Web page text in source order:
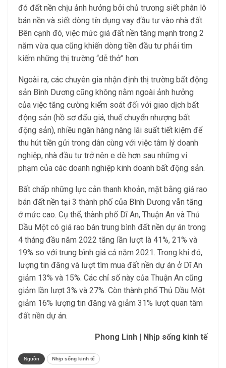
đó đất nền chịu ảnh hưởng bởi chủ trương siết phân lô
bán nền và siết dòng tín dụng vay đầu tư vào nhà đất.
Bên cạnh đó, việc mức giá đất nền tăng mạnh trong 2
năm vừa qua cũng khiến dòng tiền đầu tư phải tìm
kiếm những thị trường “dễ thở” hơn.
Ngoài ra, các chuyên gia nhận định thị trường bất động
sản Bình Dương cũng không nằm ngoài ảnh hưởng
của việc tăng cường kiểm soát đối với giao dịch bất
động sản (hồ sơ đấu giá, thuế chuyển nhượng bất
động sản), nhiều ngân hàng nâng lãi suất tiết kiệm để
thu hút tiền gửi trong dân cùng với việc tâm lý doanh
nghiệp, nhà đầu tư trở nên e dè hơn sau những vi
phạm của các doanh nghiệp kinh doanh bất động sản.
Bất chấp những lực cản thanh khoản, mặt bằng giá rao
bán đất nền tại 3 thành phố của Bình Dương vẫn tăng
ở mức cao. Cụ thể, thành phố Dĩ An, Thuận An và Thủ
Dầu Một có giá rao bán trung bình đất nền dự án trong
4 tháng đầu năm 2022 tăng lần lượt là 41%, 21% và
19% so với trung bình giá cả năm 2021. Trong khi đó,
lượng tin đăng và lượt tìm mua đất nền dự án ở Dĩ An
giảm 13% và 15%. Các chỉ số này của Thuận An cũng
giảm lần lượt 3% và 27%. Còn thành phố Thủ Dầu Một
giảm 16% lượng tin đăng và giảm 31% lượt quan tâm
đất nền dự án.
Phong Linh | Nhịp sống kinh tế
Nguồn Nhịp sống kinh tế